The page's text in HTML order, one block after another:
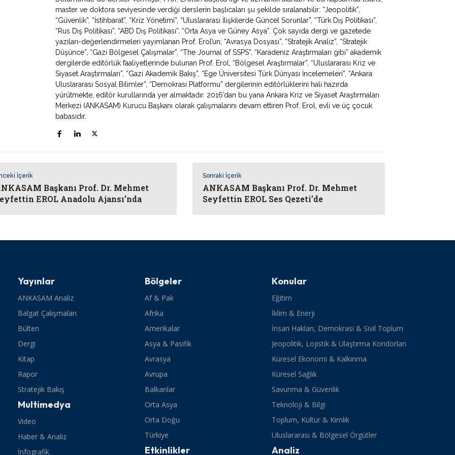
master ve doktora seviyesinde verdiği derslerin başlıcaları şu şekilde sıralanabilir: “Jeopolitik”,
“Güvenlik”, “İstihbarat”, “Kriz Yönetimi”, “Uluslararası İlişkilerde Güncel Sorunlar”, “Türk Dış Politikası”,
“Rus Dış Politikası”, “ABD Dış Politikası”, “Orta Asya ve Güney Asya”. Çok sayıda dergi ve gazetede
yazıları-değerlendirmeleri yayımlanan Prof. Erol’un; “Avrasya Dosyası”, “Stratejik Analiz”, “Stratejik
Düşünce”, “Gazi Bölgesel Çalışmalar”, “The Journal of SSPS”, “Karadeniz Araştırmaları gibi” akademik
dergilerde editörlük faaliyetlerinde bulunan Prof. Erol, “Bölgesel Araştırmalar”, “Uluslararası Kriz ve
Siyaset Araştırmaları”, “Gazi Akademik Bakış”, “Ege Üniversitesi Türk Dünyası İncelemeleri”, “Ankara
Uluslararası Sosyal Bilimler”, “Demokrasi Platformu” dergilerinin editörlüklerini hali hazırda
yürütmekte, editör kurullarında yer almaktadır. 2016’dan bu yana Ankara Kriz ve Siyaset Araştırmaları
Merkezi (ANKASAM) Kurucu Başkanı olarak çalışmalarını devam ettiren Prof. Erol, evli ve üç çocuk
babasıdır.
İçerik
Başkanı Prof. Dr. Mehmet
EROL Anadolu Ajansı’nda
Sonraki İçerik
ANKASAM Başkanı Prof. Dr. Mehmet
Seyfettin EROL Ses Qezeti’de
Yayınlar
ANKASAM Analiz
Balgat Çalışmaları
Bülten
Dergi
Kitap
Rapor
Stratejik Bakış
Multimedya
Video
Haber & Analiz
İnfografik
Bölgeler
Af & Pak
Afrika
Amerikalar
Asya & Pasifik
Avrasya
Avrupa
Balkanlar
Orta Asya
Orta Doğu
Türkiye
Etkinlikler
Konular
Eğitim
İklim & Enerji
İnsan Hakları, Demokrasi & Sivil Toplum
Jeopolitik, Lojistik & Ulaştırma Koridorları
Küresel Ekonomi & Kalkınma
Küresel Sağlık
Savunma & Güvenlik
Teknoloji & Bilgi
Toplum, Kültür & Kimlik
Uluslararası & Bölgesel Örgütler
Analiz